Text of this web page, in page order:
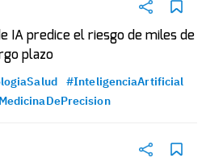
IA predice el riesgo de miles de
plazo
#InteligenciaArtificial